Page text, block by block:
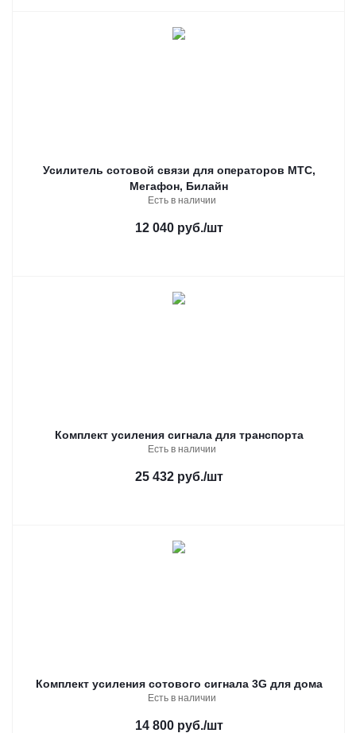
Усилитель сотовой связи для операторов МТС,
Мегафон, Билайн
Есть в наличии
12 040 руб./шт
Комплект усиления сигнала для транспорта
Есть в наличии
25 432 руб./шт
Комплект усиления сотового сигнала 3G для дома
Есть в наличии
14 800 руб./шт